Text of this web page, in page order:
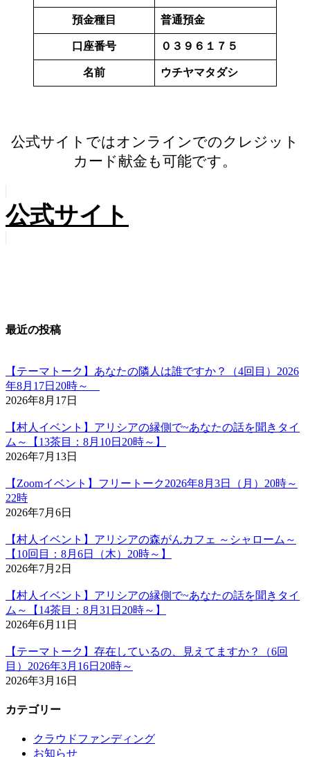
預金種目 普通預金
口座番号 ０３９６１７５
名前 ウチヤマタダシ
公式サイトではオンラインでのクレジット
カード献金も可能です。
公式サイト
最近の投稿
【テーマトーク】あなたの隣人は誰ですか？（4回目）2026
年8月17日20時～
2026年8月17日
【村人イベント】アリシアの縁側で~あなたの話を聞きタイ
ム～【13茶目：8月10日20時～】
2026年7月13日
【Zoomイベント】フリートーク2026年8月3日（月）20時～
22時
2026年7月6日
【村人イベント】アリシアの森がんカフェ ～シャローム～
【10回目：8月6日（木）20時～】
2026年7月2日
【村人イベント】アリシアの縁側で~あなたの話を聞きタイ
ム～【14茶目：8月31日20時～】
2026年6月11日
【テーマトーク】存在しているの、見えてますか？（6回
目）2026年3月16日20時～
2026年3月16日
カテゴリー
クラウドファンディング
お知らせ